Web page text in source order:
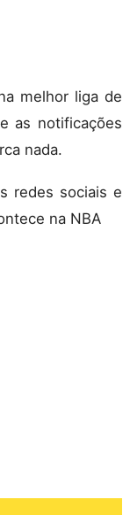
melhor liga de
as notificações
nada.
redes sociais e
na NBA